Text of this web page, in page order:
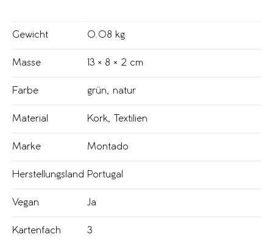
Gewicht 0.08 kg
Masse 13 × 8 × 2 cm
Farbe grün, natur
Material Kork, Textilien
Marke Montado
Herstellungsland Portugal
Vegan Ja
Kartenfach 3